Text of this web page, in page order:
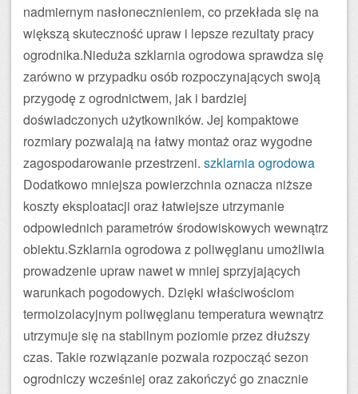
nadmiernym nasłonecznieniem, co przekłada się na
większą skuteczność upraw i lepsze rezultaty pracy
ogrodnika.Nieduża szklarnia ogrodowa sprawdza się
zarówno w przypadku osób rozpoczynających swoją
przygodę z ogrodnictwem, jak i bardziej
doświadczonych użytkowników. Jej kompaktowe
rozmiary pozwalają na łatwy montaż oraz wygodne
zagospodarowanie przestrzeni. szklarnia ogrodowa
Dodatkowo mniejsza powierzchnia oznacza niższe
koszty eksploatacji oraz łatwiejsze utrzymanie
odpowiednich parametrów środowiskowych wewnątrz
obiektu.Szklarnia ogrodowa z poliwęglanu umożliwia
prowadzenie upraw nawet w mniej sprzyjających
warunkach pogodowych. Dzięki właściwościom
termoizolacyjnym poliwęglanu temperatura wewnątrz
utrzymuje się na stabilnym poziomie przez dłuższy
czas. Takie rozwiązanie pozwala rozpocząć sezon
ogrodniczy wcześniej oraz zakończyć go znacznie